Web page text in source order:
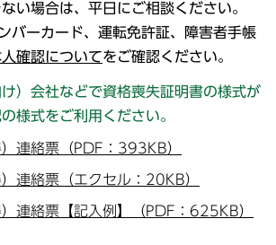
い場合は、平日にご相談ください。
バーカード、運転免許証、障害者手帳
確認についてをご確認ください。
け）会社などで資格喪失証明書の様式が
様式をご利用ください。
連絡票（PDF：393KB）
連絡票（エクセル：20KB）
連絡票【記入例】（PDF：625KB）